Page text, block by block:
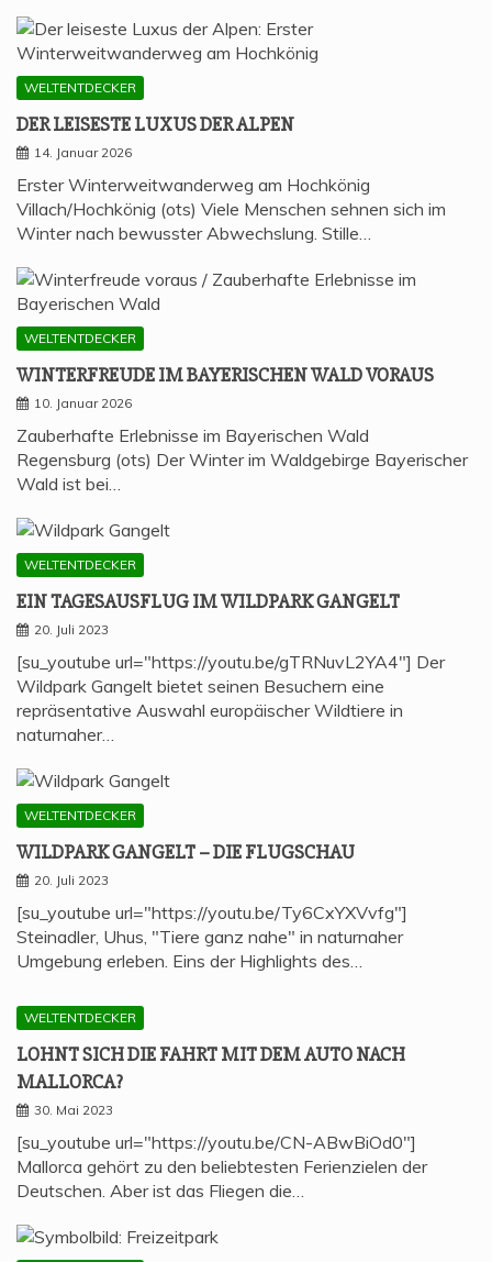
WELTENTDECKER
DER LEI­SES­TE LUXUS DER ALPEN
14. Januar 2026
Erster Winterweitwanderweg am Hochkönig
Villach/Hochkönig (ots) Viele Menschen sehnen sich im
Winter nach bewusster Abwechslung. Stille…
WELTENTDECKER
WIN­TER­FREU­DE IM BAYE­RI­SCHEN WALD VORAUS
10. Januar 2026
Zauberhafte Erlebnisse im Bayerischen Wald
Regensburg (ots) Der Winter im Waldgebirge Bayerischer
Wald ist bei…
WELTENTDECKER
EIN TAGES­AUS­FLUG IM WILD­PARK GANGELT
20. Juli 2023
[su_youtube url="https://youtu.be/gTRNuvL2YA4"] Der
Wildpark Gangelt bietet seinen Besuchern eine
repräsentative Auswahl europäischer Wildtiere in
naturnaher…
WELTENTDECKER
WILD­PARK GAN­GELT – DIE FLUGSCHAU
20. Juli 2023
[su_youtube url="https://youtu.be/Ty6CxYXVvfg"]
Steinadler, Uhus, "Tiere ganz nahe" in naturnaher
Umgebung erleben. Eins der Highlights des…
WELTENTDECKER
LOHNT SICH DIE FAHRT MIT DEM AUTO NACH
MALLORCA?
30. Mai 2023
[su_youtube url="https://youtu.be/CN-ABwBiOd0"]
Mallorca gehört zu den beliebtesten Ferienzielen der
Deutschen. Aber ist das Fliegen die…